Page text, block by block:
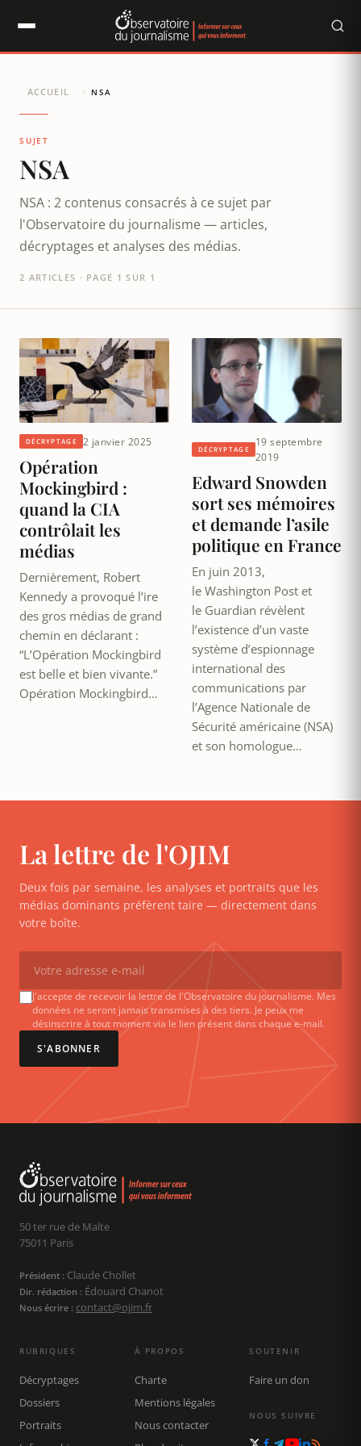
ACCUEIL / NSA
SUJET
NSA
NSA : 2 contenus consacrés à ce sujet par
l'Observatoire du journalisme — articles,
décryptages et analyses des médias.
2 ARTICLES · PAGE 1 SUR 1
DÉCRYPTAGE 2 janvier 2025
Opération
Mockingbird :
quand la CIA
contrôlait les
médias
Dernièrement, Robert
Kennedy a provoqué l’ire
des gros médias de grand
chemin en déclarant :
“L’Opération Mockingbird
est belle et bien vivante.”
Opération Mockingbird…
DÉCRYPTAGE
19 septembre
2019
Edward Snowden
sort ses mémoires
et demande l’asile
politique en France
En juin 2013,
le Washington Post et
le Guardian révèlent
l’existence d’un vaste
système d’espionnage
international des
communications par
l’Agence Nationale de
Sécurité américaine (NSA)
et son homologue…
La lettre de l'OJIM
Deux fois par semaine, les analyses et portraits que les
médias dominants préfèrent taire — directement dans
votre boîte.
J'accepte de recevoir la lettre de l'Observatoire du journalisme. Mes
données ne seront jamais transmises à des tiers. Je peux me
désinscrire à tout moment via le lien présent dans chaque e-mail.
S'ABONNER
50 ter rue de Malte
75011 Paris
Président : Claude Chollet
Dir. rédaction : Édouard Chanot
Nous écrire : contact@ojim.fr
RUBRIQUES
Décryptages
Dossiers
Portraits
À PROPOS
Charte
Mentions légales
Nous contacter
SOUTENIR
Faire un don
NOUS SUIVRE
Panneau de gestion des cookies